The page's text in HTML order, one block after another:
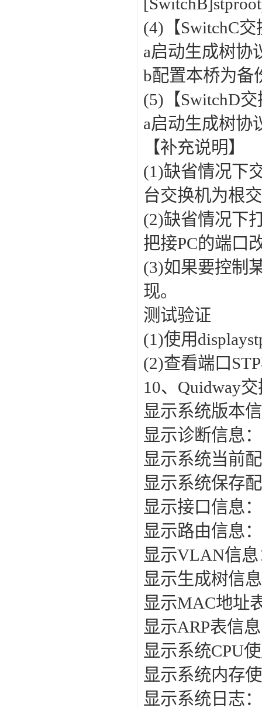
(4)【SwitchC
a启动生成树协
b配置本桥为备
(5)【SwitchD
a启动生成树协
【补充说明】
(1)缺省情况下
台交换机为根
(2)缺省情况下
把接PC的端口
(3)如果要控制
现。
测试验证
(1)使用
(2)查看端口
10、Quidway
显示系统版本
显示诊断信息
显示系统当前
显示系统保存
显示接口信息
显示路由信息
显示VLAN信
显示生成树信
显示MAC地址
显示ARP表信
显示系统CPU
显示系统内存
显示系统日志